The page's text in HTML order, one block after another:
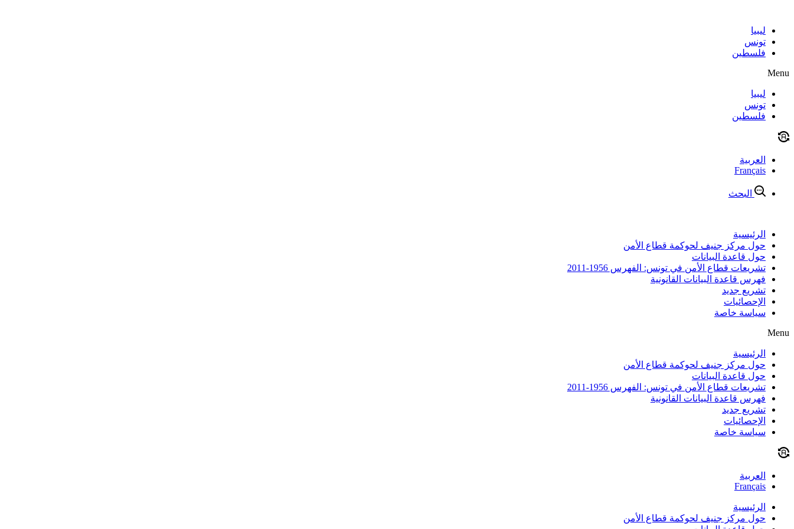
contentليبيا
تونس
فلسطين
Menu
ليبيا
تونس
فلسطين
العربية
Français
البحث
الرئيسية
حول مركز جنيف لحوكمة قطاع الأمن
حول قاعدة البيانات
تشريعات قطاع الأمن في تونس: الفهرس 1956-2011
فهرس قاعدة البيانات القانونية
تشريع جديد
الإحصائيات
سياسة خاصة
Menu
الرئيسية
حول مركز جنيف لحوكمة قطاع الأمن
حول قاعدة البيانات
تشريعات قطاع الأمن في تونس: الفهرس 1956-2011
فهرس قاعدة البيانات القانونية
تشريع جديد
الإحصائيات
سياسة خاصة
العربية
Français
الرئيسية
حول مركز جنيف لحوكمة قطاع الأمن